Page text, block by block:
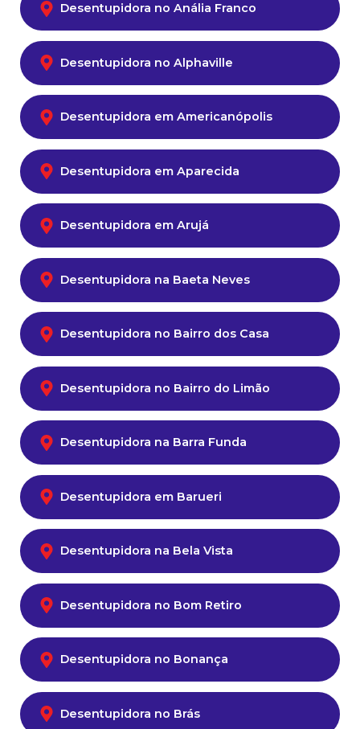
Desentupidora no Anália Franco
Desentupidora no Alphaville
Desentupidora em Americanópolis
Desentupidora em Aparecida
Desentupidora em Arujá
Desentupidora na Baeta Neves
Desentupidora no Bairro dos Casa
Desentupidora no Bairro do Limão
Desentupidora na Barra Funda
Desentupidora em Barueri
Desentupidora na Bela Vista
Desentupidora no Bom Retiro
Desentupidora no Bonança
Desentupidora no Brás